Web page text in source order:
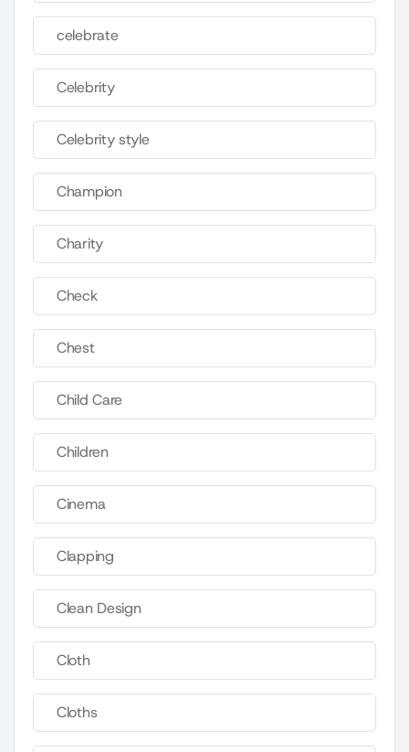
celebrate
Celebrity
Celebrity style
Champion
Charity
Check
Chest
Child Care
Children
Cinema
Clapping
Clean Design
Cloth
Cloths